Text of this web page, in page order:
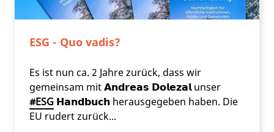
ESG - Quo vadis?
Es ist nun ca. 2 Jahre zurück, dass wir
gemeinsam mit 𝗔𝗻𝗱𝗿𝗲𝗮𝘀 𝗗𝗼𝗹𝗲𝘇𝗮𝗹 unser
#ESG 𝗛𝗮𝗻𝗱𝗯𝘂𝗰𝗵 herausgegeben haben. Die
EU rudert zurück...